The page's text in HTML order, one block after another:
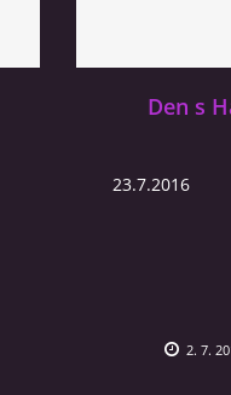
Den s
23.7.2016
2. 7.